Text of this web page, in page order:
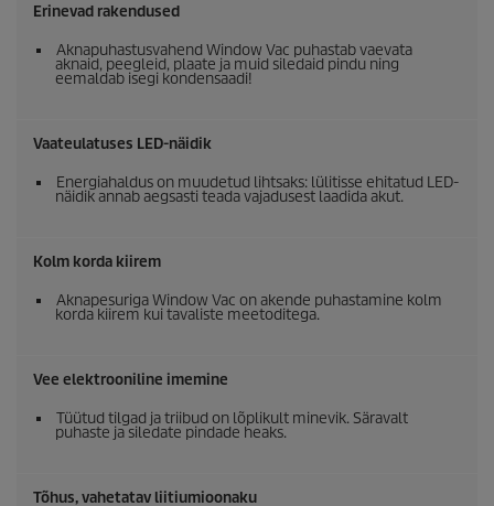
Erinevad rakendused
Aknapuhastusvahend Window Vac puhastab vaevata
aknaid, peegleid, plaate ja muid siledaid pindu ning
eemaldab isegi kondensaadi!
Vaateulatuses LED-näidik
Energiahaldus on muudetud lihtsaks: lülitisse ehitatud LED-
näidik annab aegsasti teada vajadusest laadida akut.
Kolm korda kiirem
Aknapesuriga Window Vac on akende puhastamine kolm
korda kiirem kui tavaliste meetoditega.
Vee elektrooniline imemine
Tüütud tilgad ja triibud on lõplikult minevik. Säravalt
puhaste ja siledate pindade heaks.
Tõhus, vahetatav liitiumioonaku